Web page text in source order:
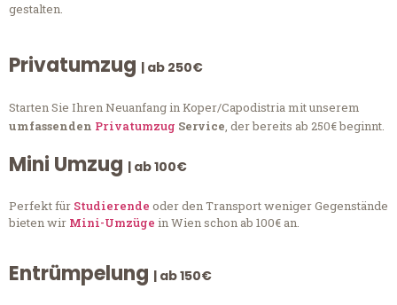
gestalten.
Privatumzug | ab 250€
Starten Sie Ihren Neuanfang in Koper/Capodistria mit unserem
umfassenden Privatumzug Service, der bereits ab 250€ beginnt.
Mini Umzug | ab 100€
Perfekt für Studierende oder den Transport weniger Gegenstände
bieten wir Mini-Umzüge in Wien schon ab 100€ an.
Entrümpelung | ab 150€